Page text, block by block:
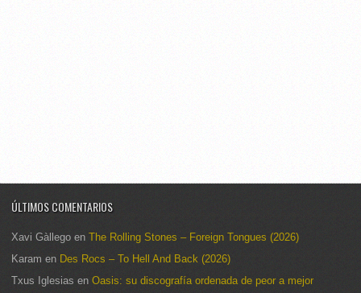
ÚLTIMOS COMENTARIOS
Xavi Gàllego en The Rolling Stones – Foreign Tongues (2026)
Karam en Des Rocs – To Hell And Back (2026)
Txus Iglesias en Oasis: su discografía ordenada de peor a mejor